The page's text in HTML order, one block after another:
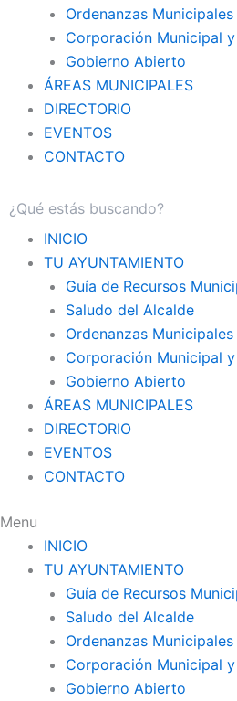
Ordenanzas Municipales
Corporación Municipal
Gobierno Abierto
ÁREAS MUNICIPALES
DIRECTORIO
EVENTOS
CONTACTO
INICIO
TU AYUNTAMIENTO
Guía de Recursos
Saludo del Alcalde
Ordenanzas Municipales
Corporación Municipal
Gobierno Abierto
ÁREAS MUNICIPALES
DIRECTORIO
EVENTOS
CONTACTO
Menu
INICIO
TU AYUNTAMIENTO
Guía de Recursos
Saludo del Alcalde
Ordenanzas Municipales
Corporación Municipal
Gobierno Abierto